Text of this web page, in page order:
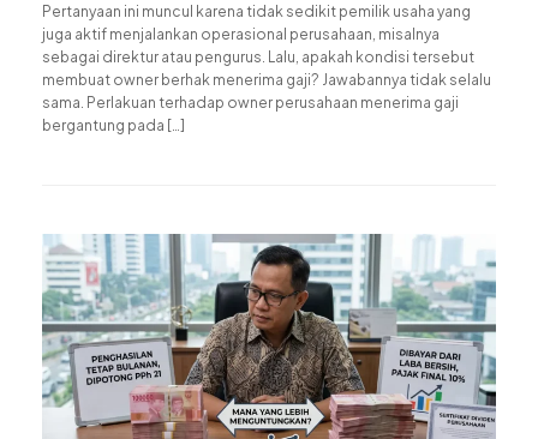
Pertanyaan ini muncul karena tidak sedikit pemilik usaha yang
juga aktif menjalankan operasional perusahaan, misalnya
sebagai direktur atau pengurus. Lalu, apakah kondisi tersebut
membuat owner berhak menerima gaji? Jawabannya tidak selalu
sama. Perlakuan terhadap owner perusahaan menerima gaji
bergantung pada […]